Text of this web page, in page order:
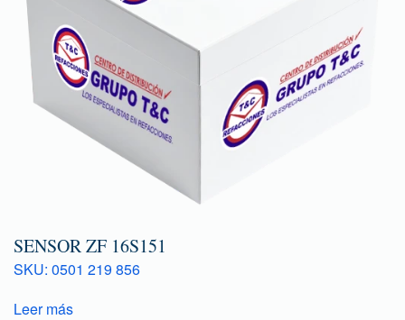
SENSOR ZF 16S151
SKU: 0501 219 856
Leer más